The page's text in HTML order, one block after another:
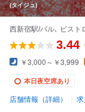
(タイジュ)
西新宿駅/バル､ ビスト
3.44
￥3,000～￥3,999
本日夜空席あり
店舗情報（詳細） 求